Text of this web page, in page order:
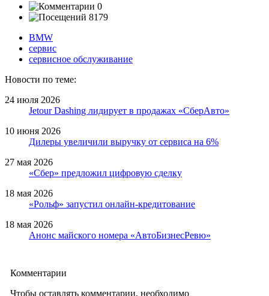
0
8179
BMW
сервис
сервисное обслуживание
Новости по теме:
24 июля 2026
Jetour Dashing лидирует в продажах «СберАвто»
10 июня 2026
Дилеры увеличили выручку от сервиса на 6%
27 мая 2026
«Сбер» предложил цифровую сделку
18 мая 2026
«Рольф» запустил онлайн-кредитование
18 мая 2026
Анонс майского номера «АвтоБизнесРевю»
Комментарии
Чтобы оставлять комментарии, необходимо